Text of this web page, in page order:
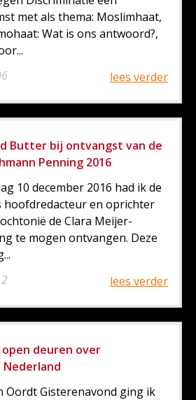
met als thema: Moslimhaat,
Wat is ons antwoord?,
lees verder
Butter bij ontvangst van de
Penning 2016
10 december 2016 had ik de
hoofdredacteur en oprichter
de Clara Meijer-
te mogen ontvangen. Deze
lees verder
deuren over
Oordt Gisterenavond ging ik